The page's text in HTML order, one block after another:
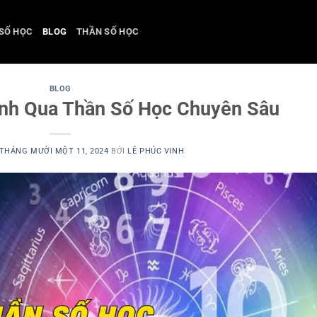
HỌC BLOG THẦN SỐ HỌC
BLOG
Qua Thần Số Học Chuyên Sâu
THÁNG MƯỜI MỘT 11, 2024 BỞI LÊ PHÚC VINH